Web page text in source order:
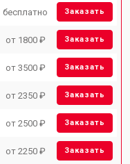
бесплатно Заказать
от 1800 ₽ Заказать
от 3500 ₽ Заказать
от 2350 ₽ Заказать
от 2500 ₽ Заказать
от 2250 ₽ Заказать